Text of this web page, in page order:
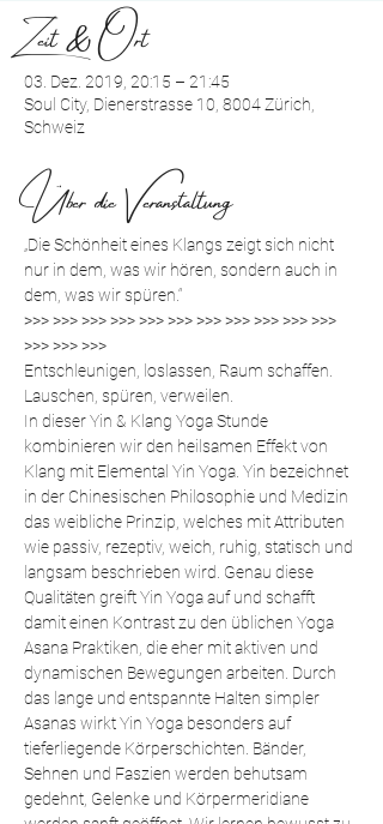
Zeit & Ort
03. Dez. 2019, 20:15 – 21:45
Soul City, Dienerstrasse 10, 8004 Zürich,
Schweiz
Über die Veranstaltung
„Die Schönheit eines Klangs zeigt sich nicht
nur in dem, was wir hören, sondern auch in
dem, was wir spüren.“
>>> >>> >>> >>> >>> >>> >>> >>> >>> >>> >>>
>>> >>> >>>
Entschleunigen, loslassen, Raum schaffen.
Lauschen, spüren, verweilen.
In dieser Yin & Klang Yoga Stunde
kombinieren wir den heilsamen Effekt von
Klang mit Elemental Yin Yoga. Yin bezeichnet
in der Chinesischen Philosophie und Medizin
das weibliche Prinzip, welches mit Attributen
wie passiv, rezeptiv, weich, ruhig, statisch und
langsam beschrieben wird. Genau diese
Qualitäten greift Yin Yoga auf und schafft
damit einen Kontrast zu den üblichen Yoga
Asana Praktiken, die eher mit aktiven und
dynamischen Bewegungen arbeiten. Durch
das lange und entspannte Halten simpler
Asanas wirkt Yin Yoga besonders auf
tieferliegende Körperschichten. Bänder,
Sehnen und Faszien werden behutsam
gedehnt, Gelenke und Körpermeridiane